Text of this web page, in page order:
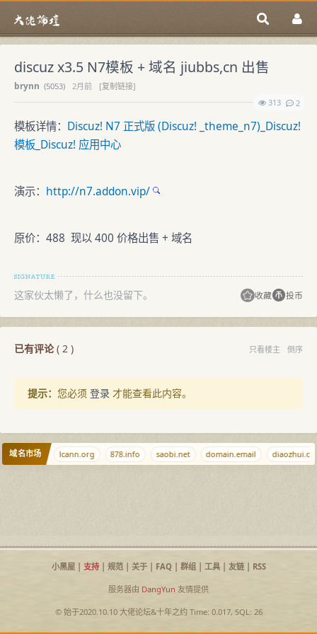
discuz x3.5 N7模板 + 域名 jiubbs,cn 出售
brynn (5053) 2月前
[复制链接]
313
2
模板详情： Discuz! N7 正式版 (Discuz! _theme_n7)_Discuz!
模板_Discuz! 应用中心
演示： http://n7.addon.vip/
原价：488 现以 400 价格出售 + 域名
这家伙太懒了，什么也没留下。 收藏 投币
已有评论( 2 ) 只看楼主 倒序
提示： 您必须 登录 才能查看此内容。
域名市场
qq.md lcann.org 878.info saobi.net domain.email
小黑屋| 支持| 规范| 关于| FAQ| 群组| 工具| 友链| RSS
服务器由 DangYun 友情提供
© 始于2020.10.10 大佬论坛&十年之约Time: 0.017, SQL: 26